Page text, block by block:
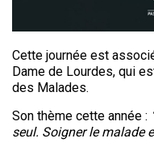
Cette journée est
Dame de Lourdes, qui
des Malades.
Son thème cette année :
seul. Soigner le malade